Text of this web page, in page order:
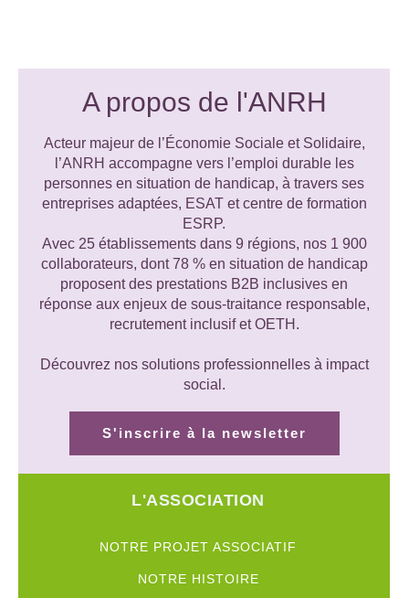
A propos de l'ANRH
Acteur majeur de l’Économie Sociale et Solidaire,
l’ANRH accompagne vers l’emploi durable les
personnes en situation de handicap, à travers ses
entreprises adaptées, ESAT et centre de formation
ESRP.
Avec 25 établissements dans 9 régions, nos 1 900
collaborateurs, dont 78 % en situation de handicap
proposent des prestations B2B inclusives en
réponse aux enjeux de sous-traitance responsable,
recrutement inclusif et OETH.
Découvrez nos solutions professionnelles à impact
social.
S'inscrire à la newsletter
L'ASSOCIATION
NOTRE PROJET ASSOCIATIF
NOTRE HISTOIRE